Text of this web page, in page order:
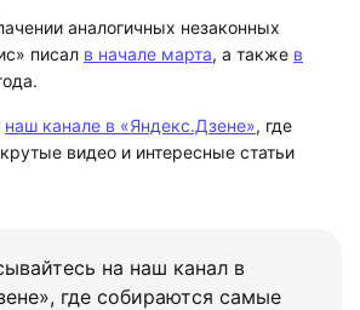
аналогичных незаконных
писал в начале марта, а также в
наш канале в «Яндекс.Дзене», где
видео и интересные статьи
на наш канал в
где собираются самые